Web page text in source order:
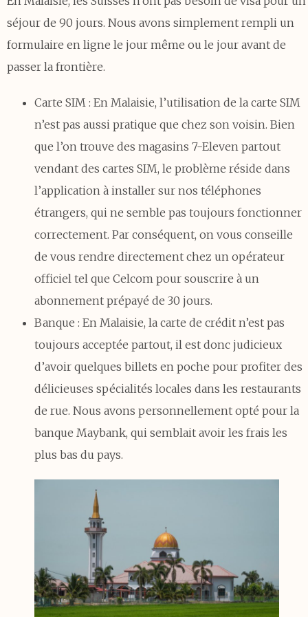
séjour de 90 jours. Nous avons simplement rempli un
formulaire en ligne le jour même ou le jour avant de
passer la frontière.
Carte SIM : En Malaisie, l’utilisation de la carte SIM
n’est pas aussi pratique que chez son voisin. Bien
que l’on trouve des magasins 7-Eleven partout
vendant des cartes SIM, le problème réside dans
l’application à installer sur nos téléphones
étrangers, qui ne semble pas toujours fonctionner
correctement. Par conséquent, on vous conseille
de vous rendre directement chez un opérateur
officiel tel que Celcom pour souscrire à un
abonnement prépayé de 30 jours.
Banque : En Malaisie, la carte de crédit n’est pas
toujours acceptée partout, il est donc judicieux
d’avoir quelques billets en poche pour profiter des
délicieuses spécialités locales dans les restaurants
de rue. Nous avons personnellement opté pour la
banque Maybank, qui semblait avoir les frais les
plus bas du pays.